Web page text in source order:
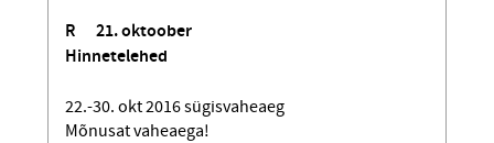
R 21. oktoober
Hinnetelehed
22.-30. okt 2016 sügisvaheaeg
Mõnusat vaheaega!